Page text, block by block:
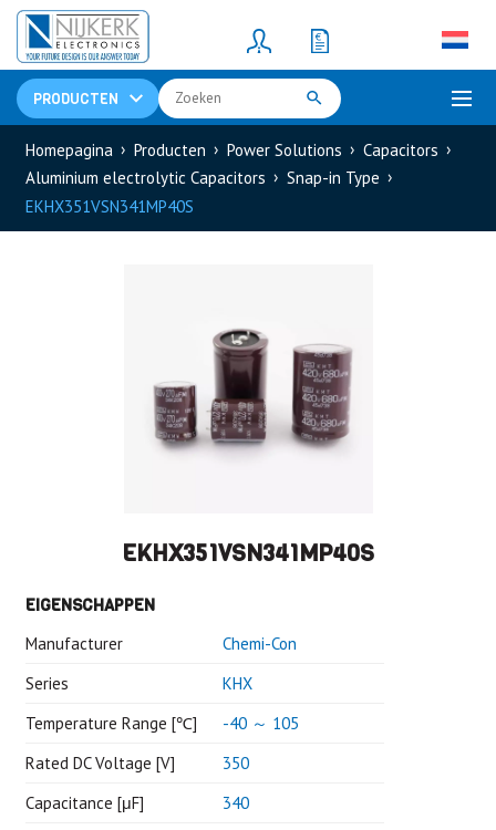
PRODUCTEN
Resistors(781)
Shunt Resistor
Homepagina Producten Power Solutions
Capacitors
Aluminium electrolytic Capacitors
Snap-in Type
EKHX351VSN341MP40S
EKHX351VSN341MP40S
EIGENSCHAPPEN
Manufacturer
Chemi-Con
Series
KHX
Temperature Range [℃]
-40 ～ 105
Rated DC Voltage [V]
350
Capacitance [μF]
340